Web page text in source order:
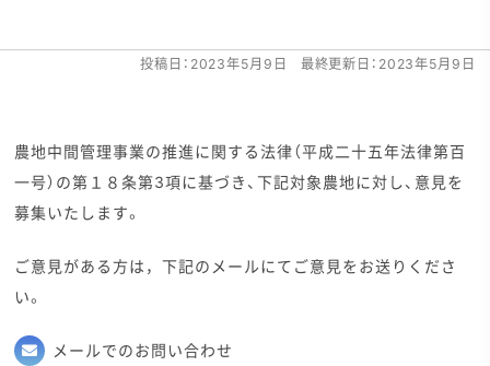
投稿日： 2023年5月9日 最終更新日： 2023年5月9日
農地中間管理事業の推進に関する法律（平成二十五年法律第百
一号）の第１８条第3項に基づき、下記対象農地に対し、意見を
募集いたします。
ご意見がある方は，下記のメールにてご意見をお送りくださ
い。
メールでのお問い合わせ